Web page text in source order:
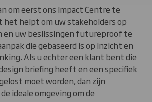
om eerst ons Impact Centre te
het helpt om uw stakeholders op
en uw beslissingen futureproof te
die gebaseerd is op inzicht en
Als u echter een klant bent die
briefing heeft en een specifiek
moet worden, dan zijn
de ideale omgeving om de